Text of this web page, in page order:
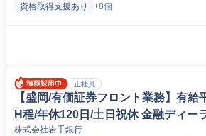
資格取得支援あり +8個
正社員
【盛岡/有価証券フロント業務】有給
H程/年休120日/土日祝休 金融ディー
株式会社岩手銀行